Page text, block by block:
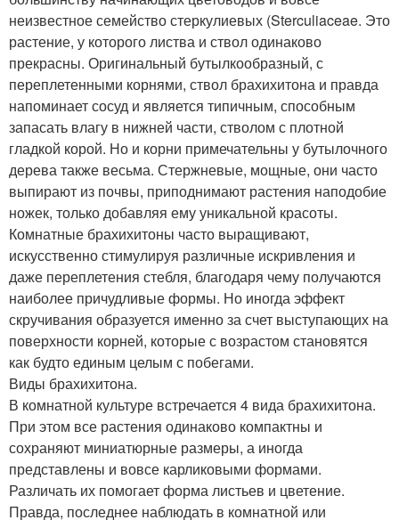
неизвестное семейство стеркулиевых (Sterculiaceae. Это
растение, у которого листва и ствол одинаково
прекрасны. Оригинальный бутылкообразный, с
переплетенными корнями, ствол брахихитона и правда
напоминает сосуд и является типичным, способным
запасать влагу в нижней части, стволом с плотной
гладкой корой. Но и корни примечательны у бутылочного
дерева также весьма. Стержневые, мощные, они часто
выпирают из почвы, приподнимают растения наподобие
ножек, только добавляя ему уникальной красоты.
Комнатные брахихитоны часто выращивают,
искусственно стимулируя различные искривления и
даже переплетения стебля, благодаря чему получаются
наиболее причудливые формы. Но иногда эффект
скручивания образуется именно за счет выступающих на
поверхности корней, которые с возрастом становятся
как будто единым целым с побегами.
Виды брахихитона.
В комнатной культуре встречается 4 вида брахихитона.
При этом все растения одинаково компактны и
сохраняют миниатюрные размеры, а иногда
представлены и вовсе карликовыми формами.
Различать их помогает форма листьев и цветение.
Правда, последнее наблюдать в комнатной или